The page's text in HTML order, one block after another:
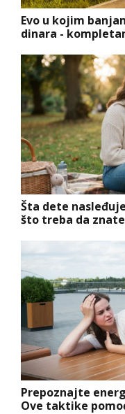
Evo u kojim
dinara -
Šta dete
što treba da
Prepoznajte
Ove taktike